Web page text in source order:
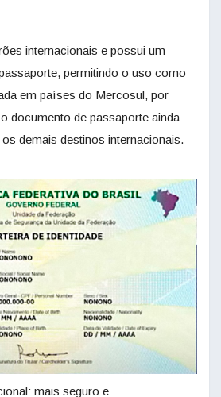
internacionais e possui um
permitindo o uso como
em países do Mercosul, por
documento de passaporte ainda
demais destinos internacionais.
mais seguro e